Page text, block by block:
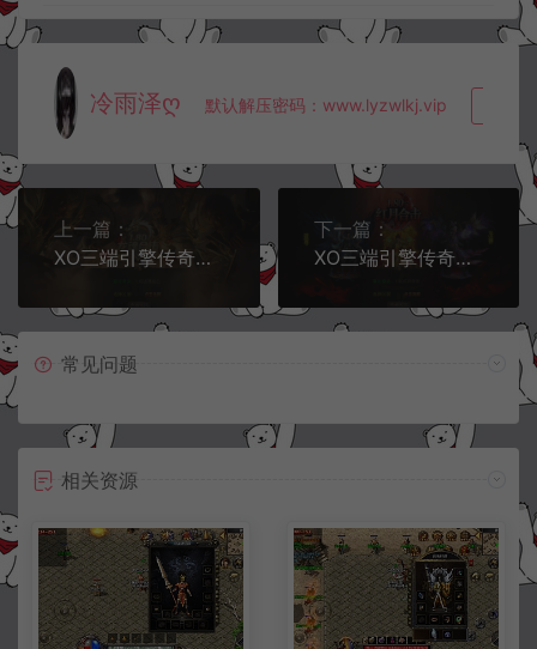
冷雨泽ღ 默认解压密码：www.lyzwlkj.vip
上一篇：
XO三端引擎传奇手游【1.80龙魂合击微变版】10月最新整理Win一键服务端+PC安卓苹果+详细搭建教程+视频教程
下一篇：
XO三端引擎传奇手游【1.80红月合击版】10月最新整理Win一键服务端+PC安卓苹果+详细搭建教程+视频教程
常见问题
相关资源